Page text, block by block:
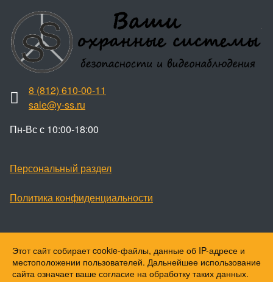
8 (812) 610-00-11
sale@y-ss.ru
Пн-Вс с 10:00-18:00
Персональный раздел
Политика конфиденциальности
Наверх
© Ваши охранные системы, 2026
Этот сайт собирает cookie-файлы, данные об IP-адресе и
местоположении пользователей. Дальнейшее использование
сайта означает ваше согласие на обработку таких данных.